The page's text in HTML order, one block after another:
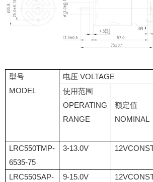
型号
MODEL
电压 VOLTAGE
使用范围
OPERATING
RANGE
额定值
NOMINAL
LRC550TMP-
6535-75
3-13.0V
LRC550SAP-
9-15.0V